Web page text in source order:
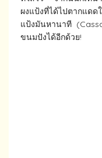
ผงแป้งที่ได้ไปตากแด
แป้งมันหานาที
ขนมปังได้อีกด้วย!